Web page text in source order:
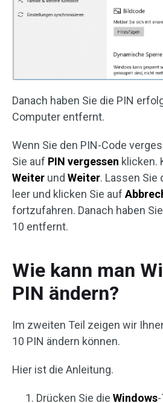
Danach haben Sie die PIN
Computer entfernt.
Wenn Sie den PIN-Code
Sie auf PIN vergessen klicken.
Weiter und Weiter. Lassen Sie
leer und klicken Sie auf
fortzufahren. Danach haben
10 entfernt.
Wie kann man
PIN ändern?
Im zweiten Teil zeigen wir
10 PIN ändern können.
Hier ist die Anleitung.
Drücken Sie die Windows